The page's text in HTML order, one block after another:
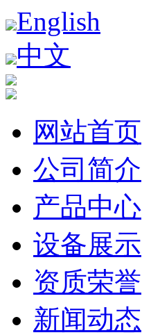
English
中文
网站首页
公司简介
产品中心
设备展示
资质荣誉
新闻动态